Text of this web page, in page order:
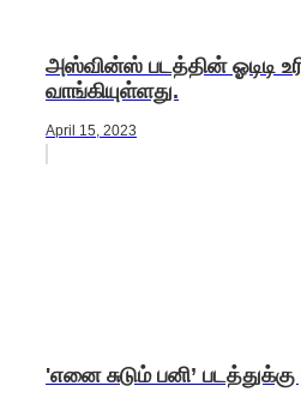
அஸ்வின்ஸ் படத்தின் ஓடிடி
வாங்கியுள்ளது.
April 15, 2023
'எனை சுடும் பனி’